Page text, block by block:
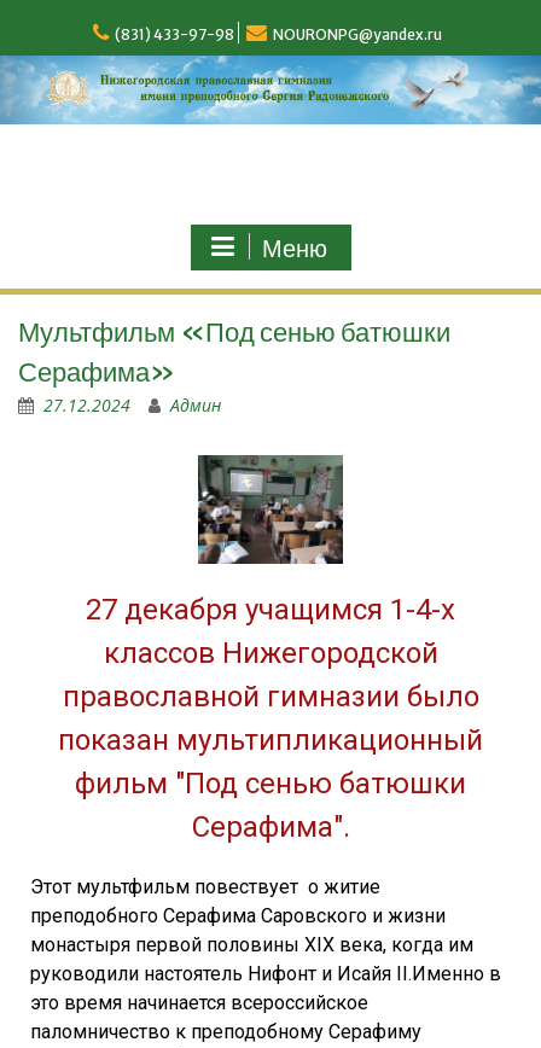
(831) 433-97-98 NOURONPG@yandex.ru
Меню
Мультфильм «Под сенью батюшки
Серафима»
27.12.2024 Админ
27 декабря учащимся 1-4-х
классов Нижегородской
православной гимназии было
показан мультипликационный
фильм "Под сенью батюшки
Серафима".
Этот мультфильм повествует о житие
преподобного Серафима Саровского и жизни
монастыря первой половины XIX века, когда им
руководили настоятель Нифонт и Исайя II.Именно в
это время начинается всероссийское
паломничество к преподобному Серафиму